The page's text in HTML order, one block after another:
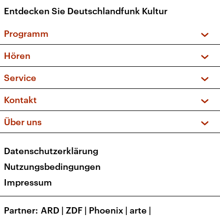
Entdecken Sie Deutschlandfunk Kultur
Programm
Sendungen und Podcasts
Musikliste
Kakadu – Das Kinderprogramm
Hören
Frequenzen (UKW + DAB+)
Service
FAQ
Apps
Newsletter
Veranstaltungen
Kontakt
Social Media
Über uns
Presse
Karriere
Transparenz
Datenschutzerklärung
Nutzungsbedingungen
Impressum
Partner ARD | ZDF | Phoenix | arte |